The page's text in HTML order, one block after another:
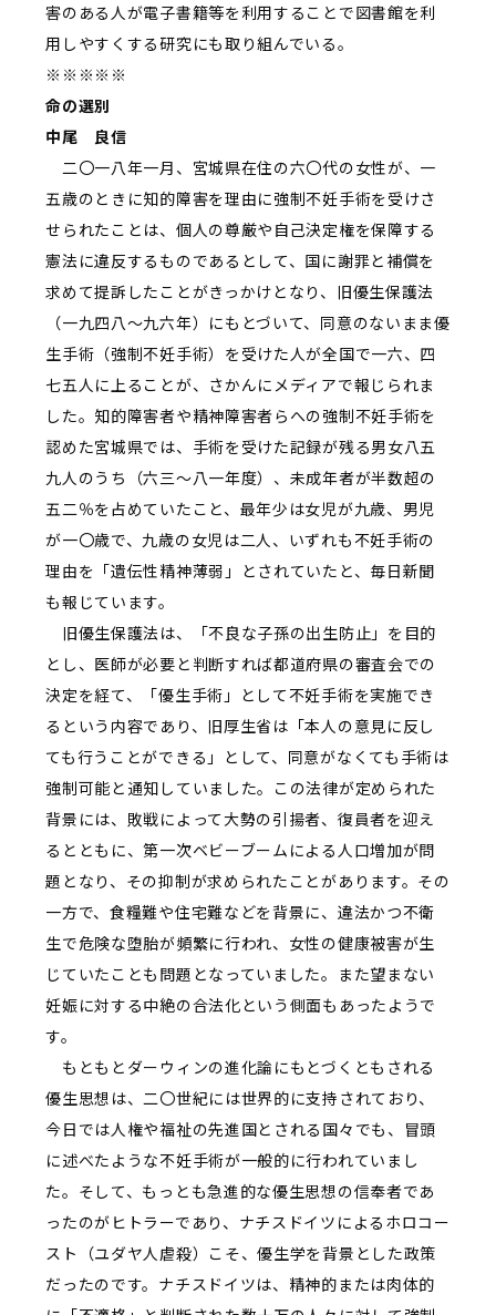
害のある人が電子書籍等を利用することで図書館を利
用しやすくする研究にも取り組んでいる。
※※※※※
命の選別
中尾 良信
二〇一八年一月、宮城県在住の六〇代の女性が、一
五歳のときに知的障害を理由に強制不妊手術を受けさ
せられたことは、個人の尊厳や自己決定権を保障する
憲法に違反するものであるとして、国に謝罪と補償を
求めて提訴したことがきっかけとなり、旧優生保護法
（一九四八～九六年）にもとづいて、同意のないまま優
生手術（強制不妊手術）を受けた人が全国で一六、四
七五人に上ることが、さかんにメディアで報じられま
した。知的障害者や精神障害者らへの強制不妊手術を
認めた宮城県では、手術を受けた記録が残る男女八五
九人のうち（六三～八一年度）、未成年者が半数超の
五二％を占めていたこと、最年少は女児が九歳、男児
が一〇歳で、九歳の女児は二人、いずれも不妊手術の
理由を「遺伝性精神薄弱」とされていたと、毎日新聞
も報じています。
旧優生保護法は、「不良な子孫の出生防止」を目的
とし、医師が必要と判断すれば都道府県の審査会での
決定を経て、「優生手術」として不妊手術を実施でき
るという内容であり、旧厚生省は「本人の意見に反し
ても行うことができる」として、同意がなくても手術は
強制可能と通知していました。この法律が定められた
背景には、敗戦によって大勢の引揚者、復員者を迎え
るとともに、第一次ベビーブームによる人口増加が問
題となり、その抑制が求められたことがあります。その
一方で、食糧難や住宅難などを背景に、違法かつ不衛
生で危険な堕胎が頻繁に行われ、女性の健康被害が生
じていたことも問題となっていました。また望まない
妊娠に対する中絶の合法化という側面もあったようで
す。
もともとダーウィンの進化論にもとづくともされる
優生思想は、二〇世紀には世界的に支持されており、
今日では人権や福祉の先進国とされる国々でも、冒頭
に述べたような不妊手術が一般的に行われていまし
た。そして、もっとも急進的な優生思想の信奉者であ
ったのがヒトラーであり、ナチスドイツによるホロコー
スト（ユダヤ人虐殺）こそ、優生学を背景とした政策
だったのです。ナチスドイツは、精神的または肉体的